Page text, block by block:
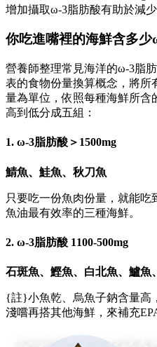
增加攝取ω-3脂肪酸有助於減
你吃進嘴裡的海鮮含多少
營養師整理常見海洋的ω-3脂
表的食物份量換算概念，將所
量為單位，依照每種海鮮所含
高到低分成五組：
1. ω-3脂肪酸＞1500mg
鯖魚、鮭魚、秋刀魚
只要吃一份魚肉份量，就能吃
魚油最有效率的三種海鮮。
2. ω-3脂肪酸 1100-500mg
石斑魚、鰹魚、白北魚、鱸魚
{註}小魚乾、烏魚子鈉含量高
淺嚐再搭其他海鮮，來補充